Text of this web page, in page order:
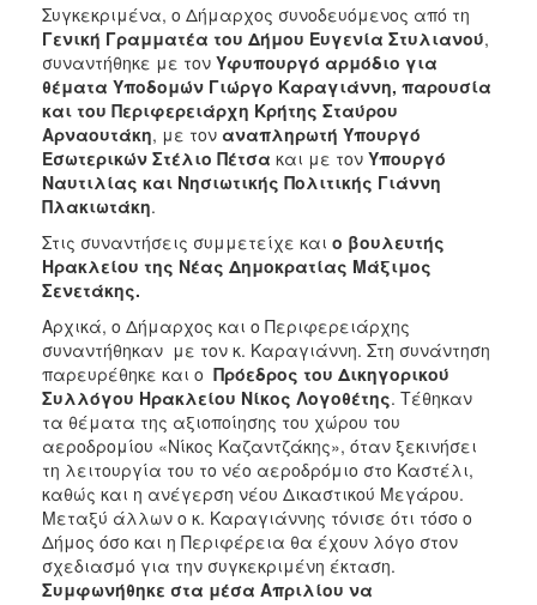
ΔΗΜΟΤΗΣ
ΕΠΙΣΚΕΠΤΗΣ
ΗΡΑΚΛΕΙΟ
Συγκεκριμένα, ο Δήμαρχος συνοδευόμενος από τη
Γενική Γραμματέα του Δήμου Ευγενία Στυλιανού,
συναντήθηκε με τον Υφυπουργό αρμόδιο για
θέματα Υποδομών Γιώργο Καραγιάννη, παρουσία
και του Περιφερειάρχη Κρήτης Σταύρου
Αρναουτάκη, με τον αναπληρωτή Υπουργό
Εσωτερικών Στέλιο Πέτσα και με τον Υπουργό
Ναυτιλίας και Νησιωτικής Πολιτικής Γιάννη
Πλακιωτάκη.
Στις συναντήσεις συμμετείχε και ο βουλευτής
Ηρακλείου της Νέας Δημοκρατίας Μάξιμος
Σενετάκης.
Αρχικά, ο Δήμαρχος και ο Περιφερειάρχης
συναντήθηκαν με τον κ. Καραγιάννη. Στη συνάντηση
παρευρέθηκε και ο Πρόεδρος του Δικηγορικού
Συλλόγου Ηρακλείου Νίκος Λογοθέτης. Τέθηκαν
τα θέματα της αξιοποίησης του χώρου του
αεροδρομίου «Νίκος Καζαντζάκης», όταν ξεκινήσει
τη λειτουργία του το νέο αεροδρόμιο στο Καστέλι,
καθώς και η ανέγερση νέου Δικαστικού Μεγάρου.
Μεταξύ άλλων ο κ. Καραγιάννης τόνισε ότι τόσο ο
Δήμος όσο και η Περιφέρεια θα έχουν λόγο στον
σχεδιασμό για την συγκεκριμένη έκταση.
Συμφωνήθηκε στα μέσα Απριλίου να